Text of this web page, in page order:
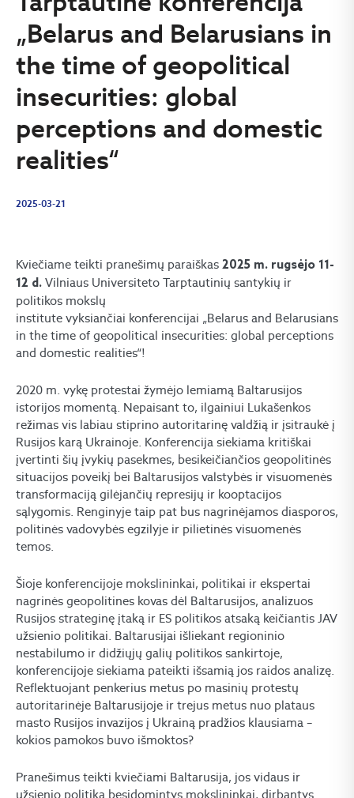
„Belarus and Belarusians in
the time of geopolitical
insecurities: global
perceptions and domestic
realities“
2025-03-21
Kviečiame teikti pranešimų paraiškas 2025 m. rugsėjo 11-
12 d. Vilniaus Universiteto Tarptautinių santykių ir
politikos mokslų
institute vyksiančiai konferencijai „Belarus and Belarusians
in the time of geopolitical insecurities: global perceptions
and domestic realities“!
2020 m. vykę protestai žymėjo lemiamą Baltarusijos
istorijos momentą. Nepaisant to, ilgainiui Lukašenkos
režimas vis labiau stiprino autoritarinę valdžią ir įsitraukė į
Rusijos karą Ukrainoje. Konferencija siekiama kritiškai
įvertinti šių įvykių pasekmes, besikeičiančios geopolitinės
situacijos poveikį bei Baltarusijos valstybės ir visuomenės
transformaciją gilėjančių represijų ir kooptacijos
sąlygomis. Renginyje taip pat bus nagrinėjamos diasporos,
politinės vadovybės egzilyje ir pilietinės visuomenės
temos.
Šioje konferencijoje mokslininkai, politikai ir ekspertai
nagrinės geopolitines kovas dėl Baltarusijos, analizuos
Rusijos strateginę įtaką ir ES politikos atsaką keičiantis JAV
užsienio politikai. Baltarusijai išliekant regioninio
nestabilumo ir didžiųjų galių politikos sankirtoje,
konferencijoje siekiama pateikti išsamią jos raidos analizę.
Reflektuojant penkerius metus po masinių protestų
autoritarinėje Baltarusijoje ir trejus metus nuo plataus
masto Rusijos invazijos į Ukrainą pradžios klausiama –
kokios pamokos buvo išmoktos?
Pranešimus teikti kviečiami Baltarusija, jos vidaus ir
užsienio politika besidomintys mokslininkai, dirbantys